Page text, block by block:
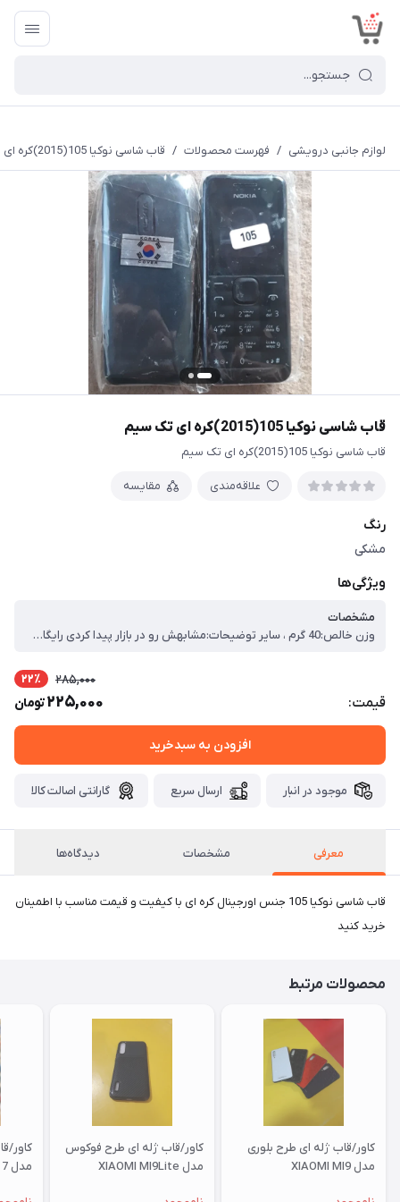
لوازم جانبی درویشی / فهرست محصولات / قاب شاسی نوکیا 105(2015)کره ای تک سیم
قاب شاسی نوکیا 105(2015)کره ای تک سیم
قاب شاسی نوکیا 105(2015)کره ای تک سیم
علاقه‌مندی مقایسه
رنگ
مشکی
ویژگی‌ها
مشخصات
وزن خالص:40 گرم ، سایر توضیحات:مشابهش رو در بازار پیدا کردی رایگان ببر
قیمت:
285,000 22٪
225,000تومان
افزودن به سبدخرید
موجود در انبار ارسال سریع گارانتی اصالت کالا
معرفی مشخصات دیدگاه‌ها
قاب شاسی نوکیا 105 جنس اورجینال کره ای با کیفیت و قیمت مناسب با اطمینان
خرید کنید
محصولات مرتبط
کاور/قاب ژله ای طرح بلوری
مدل XIAOMI MI9
کاور/قاب ژله ای طرح فوکوس
مدل XIAOMI MI9Lite
کاور/
مدل XIAOMI RM 7